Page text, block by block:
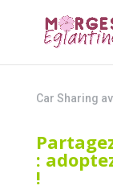
Car
Car Sharing
:
!